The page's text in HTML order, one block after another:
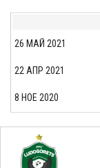
26 МАЙ 2021
22 АПР 2021
8 НОЕ 2020